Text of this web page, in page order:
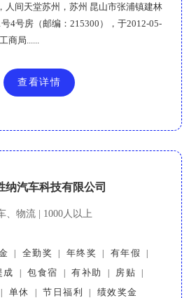
人间天堂苏州，苏州 昆山市张浦镇建林
4号房（邮编：215300），于2012-05-
商局......
查看详情
纳汽车科技有限公司
、物流 | 1000人以上
全勤奖 年终奖 有年假
成 包食宿 有补助 房贴
单休 节日福利 绩效奖金